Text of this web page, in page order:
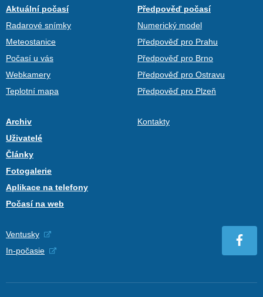
Aktuální počasí
Radarové snímky
Meteostanice
Počasí u vás
Webkamery
Teplotní mapa
Předpověď počasí
Numerický model
Předpověď pro Prahu
Předpověď pro Brno
Předpověď pro Ostravu
Předpověď pro Plzeň
Archiv
Uživatelé
Články
Fotogalerie
Aplikace na telefony
Počasí na web
Kontakty
Ventusky
In-počasie